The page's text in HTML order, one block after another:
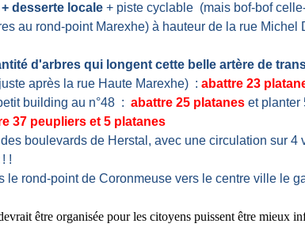
desserte locale + piste cyclable (mais bof-bof
au rond-point Marexhe) à hauteur de la rue Michel
d'arbres qui longent cette belle artère de
après la rue Haute Marexhe) :abattre 23
building au n°48 :abattre 25 platanes et planter
37 peupliers et 5 platanes
boulevards de Herstal, avec une circulation sur
!
rond-point de Coronmeuse vers le centre ville le
être organisée pour les citoyens puissent être mieux